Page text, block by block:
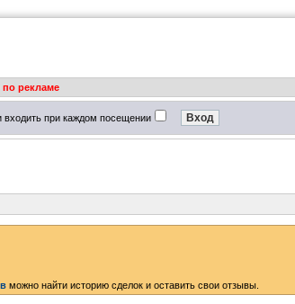
по рекламе
входить при каждом посещении
можно найти историю сделок и оставить свои отзывы.